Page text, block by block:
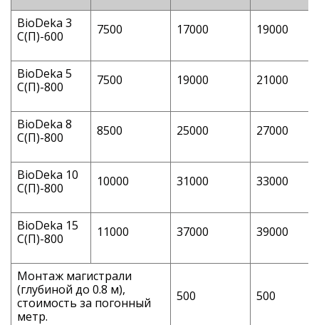
BioDeka 3
C(П)-600
7500 17000 19000
BioDeka 5
C(П)-800
7500 19000 21000
BioDeka 8
C(П)-800
8500 25000 27000
BioDeka 10
C(П)-800
10000 31000 33000
BioDeka 15
C(П)-800
11000 37000 39000
Монтаж магистрали
(глубиной до 0.8 м),
стоимость за погонный
метр.
500 500